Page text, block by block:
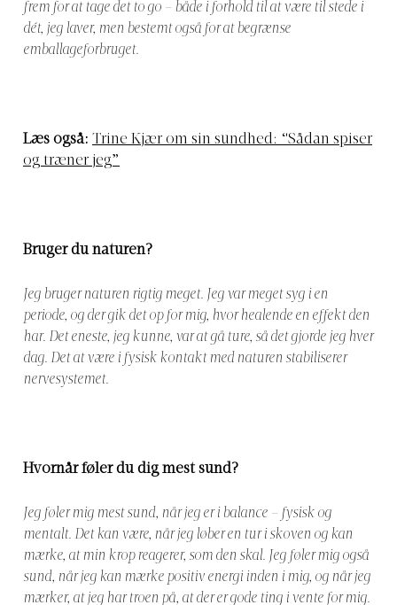
frem for at tage det to go – både i forhold til at være til stede i
dét, jeg laver, men bestemt også for at begrænse
emballageforbruget.
Læs også: Trine Kjær om sin sundhed: “Sådan spiser
og træner jeg”
Bruger du naturen?
Jeg bruger naturen rigtig meget. Jeg var meget syg i en
periode, og der gik det op for mig, hvor healende en effekt den
har. Det eneste, jeg kunne, var at gå ture, så det gjorde jeg hver
dag. Det at være i fysisk kontakt med naturen stabiliserer
nervesystemet.
Hvornår føler du dig mest sund?
Jeg føler mig mest sund, når jeg er i balance – fysisk og
mentalt. Det kan være, når jeg løber en tur i skoven og kan
mærke, at min krop reagerer, som den skal. Jeg føler mig også
sund, når jeg kan mærke positiv energi inden i mig, og når jeg
mærker, at jeg har troen på, at der er gode ting i vente for mig.